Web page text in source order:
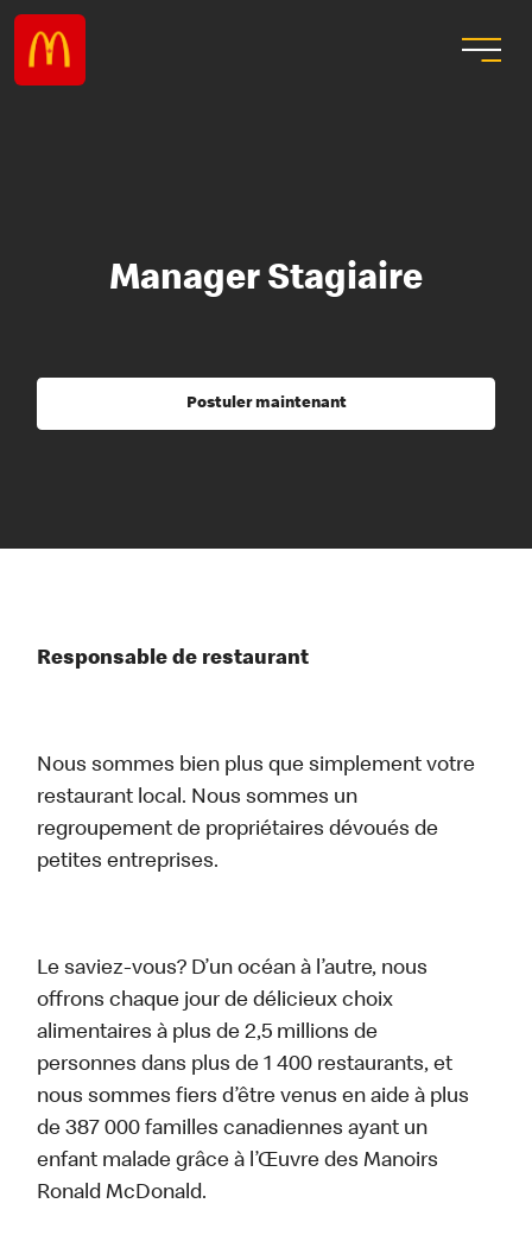
Manager Stagiaire
Postuler maintenant
Responsable de restaurant
Nous sommes bien plus que simplement votre
restaurant local. Nous sommes un
regroupement de propriétaires dévoués de
petites entreprises.
Le saviez-vous? D’un océan à l’autre, nous
offrons chaque jour de délicieux choix
alimentaires à plus de 2,5 millions de
personnes dans plus de 1 400 restaurants, et
nous sommes fiers d’être venus en aide à plus
de 387 000 familles canadiennes ayant un
enfant malade grâce à l’Œuvre des Manoirs
Ronald McDonald.